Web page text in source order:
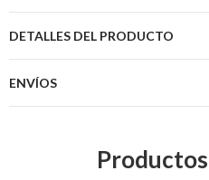
DETALLES DEL PRODUCTO
ENVÍOS